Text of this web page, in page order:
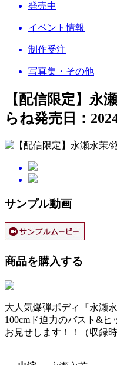
発売中
イベント情報
制作受注
写真集・その他
【配信限定】永
らね発売日：
サンプル動画
商品を購入する
大人気爆弾ボディ『永瀬
100cmド迫力のバスト&
お見せします！！（収録時